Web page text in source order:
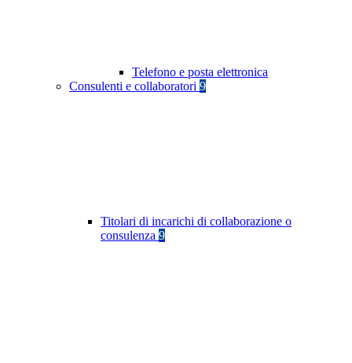
Telefono e posta elettronica
Consulenti e collaboratori 9
Titolari di incarichi di collaborazione o
consulenza 9